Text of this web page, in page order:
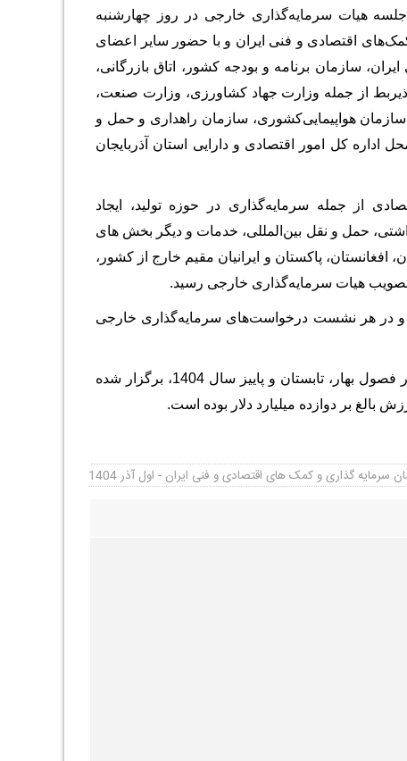
هیات سرمایه‌گذاری خارجی در روز چهارشنبه
و کمک‌های اقتصادی و فنی ایران و با حضور سایر اعضای
سازمان برنامه و بودجه کشور، اتاق بازرگانی،
ذیربط از جمله وزارت جهاد‌ کشاورزی، وزارت صنعت،
هواپیمایی‌کشوری، سازمان راهداری و حمل و
اداره کل امور اقتصادی و دارایی استان آذربایجان
اقتصادی از جمله سرمایه­‌گذاری در حوزه تولید، ایجاد
حمل و نقل بین‌­المللی، خدمات و دیگر بخش­ های
پاکستان و ایرانیان مقیم خارج از کشور،
و در هر نشست درخواست­‌های سرمایه­‌گذاری خارجی
لازم به توضیح است که از ابتدای سال جاری، نه جلسه هیات سرمایه‌­گذاری خارجی در فصول بهار، تابستان و پاییز سال 1404، برگزار شده
گذاری و کمک های اقتصادی و فنی ایران - اول آذر 1404